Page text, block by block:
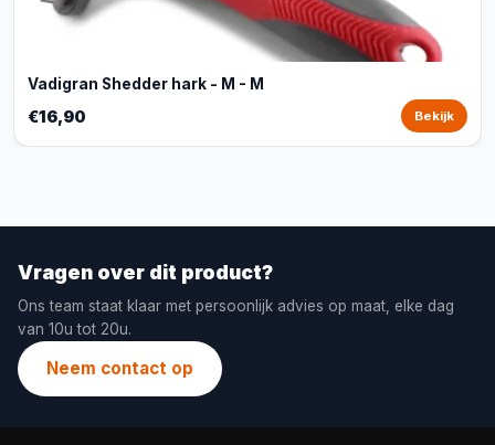
Vadigran Shedder hark - M - M
€16,90 Bekijk
Vragen over dit product?
Ons team staat klaar met persoonlijk advies op maat, elke dag
van 10u tot 20u.
Neem contact op